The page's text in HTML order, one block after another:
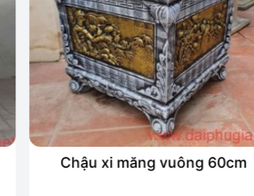
Chậu xi măng vuông 60cm